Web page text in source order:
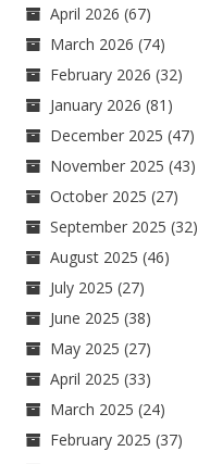
April 2026 (67)
March 2026 (74)
February 2026 (32)
January 2026 (81)
December 2025 (47)
November 2025 (43)
October 2025 (27)
September 2025 (32)
August 2025 (46)
July 2025 (27)
June 2025 (38)
May 2025 (27)
April 2025 (33)
March 2025 (24)
February 2025 (37)